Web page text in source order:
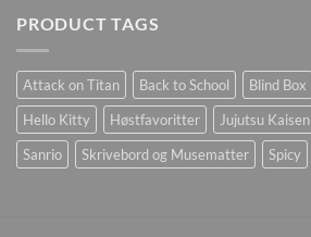
PRODUCT TAGS
Attack on Titan Back to School Blind Box
Hello Kitty
Høstfavoritter Jujutsu Kaisen
Sanrio
Skrivebord og Musematter Spicy